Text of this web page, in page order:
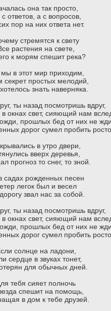
она так просто,
ответов, а с вопросов,
пор на них ответа нет.
стремятся к свету
растения на свете,
к морям спешит река?
мы в этот мир приходим,
секрет простых мелодий,
знать наверняка.
ты назад посмотришь вдруг,
окнах свет, сияющий нам
прошлых бед от них не жди,
дорог сумел пробить
в утро двери,
вверх деревья,
прогноз то снег, то зной.
садах рожденных песен
легок был и весел
звал нас за собой.
ты назад посмотришь вдруг,
окнах свет, сияющий нам
прошлых бед от них не жди,
дорог сумел пробить
солнце на ладони,
сердце в звуках тонет,
для обычных дней.
тебя сияет полночь
спешит на помощь,
в дом к тебе друзей.